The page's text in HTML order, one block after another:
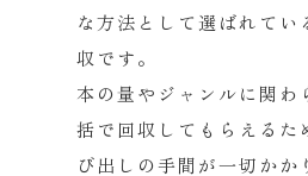
な方法として選ばれてい
収です。
本の量やジャンルに関わ
括で回収してもらえるた
び出しの手間が一切かか